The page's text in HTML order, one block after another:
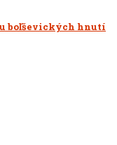
boľševických hnutí